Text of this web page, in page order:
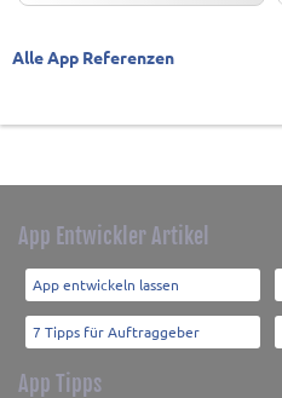
Alle App Referenzen
App Entwickler Artikel
App entwickeln lassen
7 Tipps für Auftraggeber
App Tipps